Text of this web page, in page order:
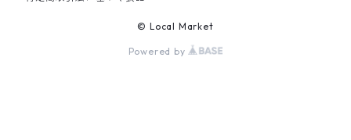
© Local Market
Powered by